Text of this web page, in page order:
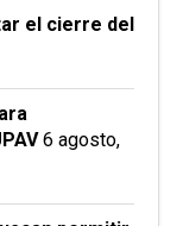
el cierre del
6 agosto,